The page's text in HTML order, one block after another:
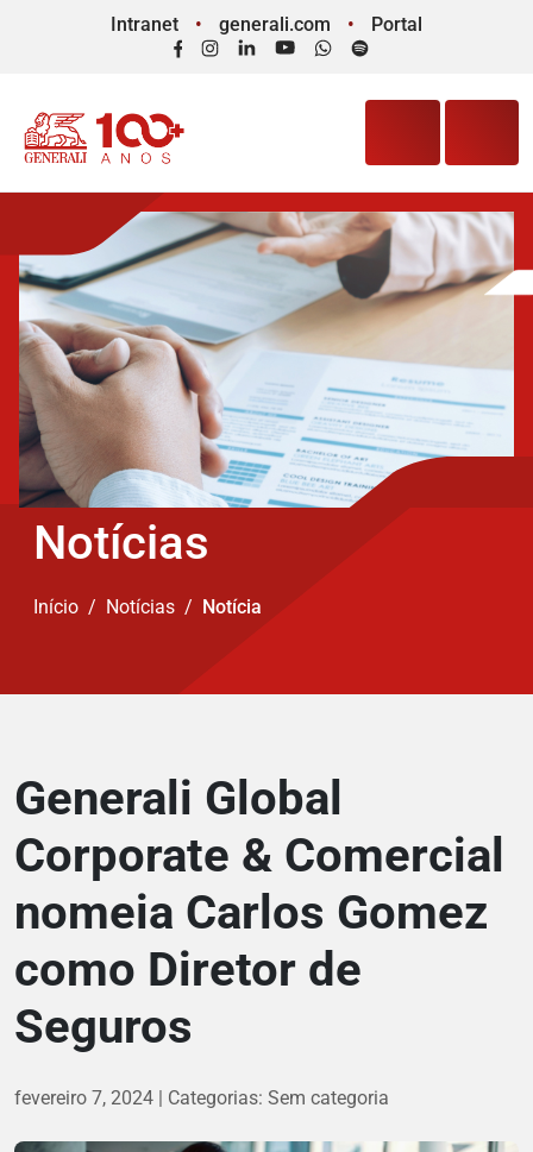
Intranet generali.com
Portal
FacebookInstagram
LinkedInYouTubeWhatsApp
Spotify
Notícias
Início Notícias Notícia
Generali Global
Corporate & Comercial
nomeia Carlos Gomez
como Diretor de
Seguros
fevereiro 7, 2024 Categorias: Sem categoria